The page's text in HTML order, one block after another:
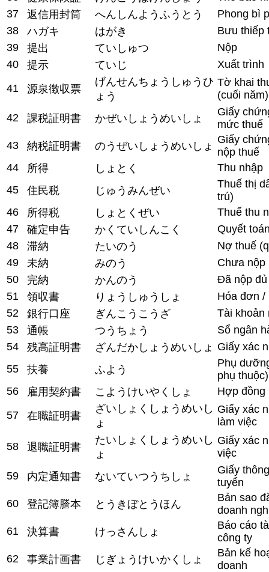
37
返信用封筒 へんしんようふうとう
Phong bì
38
ハガキ はがき
Bưu thiếp
39
提出 ていしゅつ
Nộp
40
提示 ていじ
Xuất trình
41
源泉徴収票
げんせんちょうしゅうひ
ょう
Tờ khai
(cuối năm)
42
課税証明書 かぜいしょうめいしょ
Giấy
mức thuế
43
納税証明書 のうぜいしょうめいしょ
Giấy
nộp thuế
44
所得 しょとく
Thu nhập
45
住民税 じゅうみんぜい
Thuế thị
trú)
46
所得税 しょとくぜい
Thuế thu
47
確定申告 かくていしんこく
Quyết
48
滞納 たいのう
Nợ thuế
49
未納 みのう
Chưa nộp
50
完納 かんのう
Đã nộp đủ
51
領収書 りょうしゅうしょ
Hóa đơn /
52
銀行口座 ぎんこうこうざ
Tài khoản
53
通帳 つうちょう
Sổ ngân
54
残高証明書 ざんだかしょうめいしょ Giấy xác
55
扶養 ふよう
Phụ
phụ thuộc)
56
雇用契約書 こようけいやくしょ
Hợp đồng
57
在職証明書
ざいしょくしょうめいし
ょ
Giấy xác
làm việc
58 退職証明書
たいしょくしょうめいし
ょ
Giấy xác
việc
59
内定通知書 ないていつうちしょ
Giấy
tuyển
60
登記簿謄本 とうきぼとうほん
Bản sao
doanh
61
決算書 けっさんしょ
Báo cáo
công ty
62
事業計画書 じぎょうけいかくしょ
Bản kế
doanh